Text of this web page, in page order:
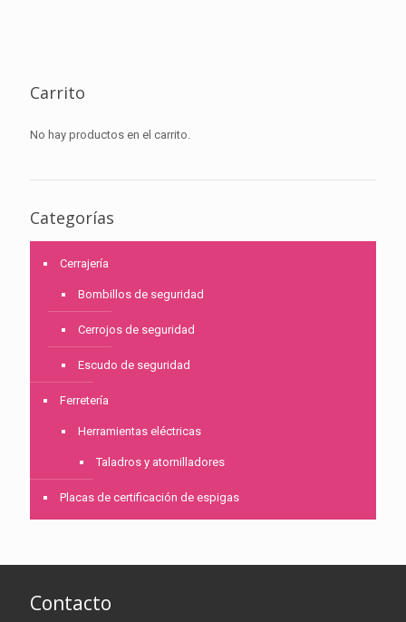
Carrito
No hay productos en el carrito.
Categorías
Cerrajería
Bombillos de seguridad
Cerrojos de seguridad
Escudo de seguridad
Ferretería
Herramientas eléctricas
Taladros y atornilladores
Placas de certificación de espigas
Contacto